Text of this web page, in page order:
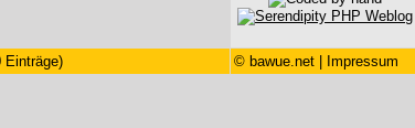
Einträge) © bawue.net| Impressum